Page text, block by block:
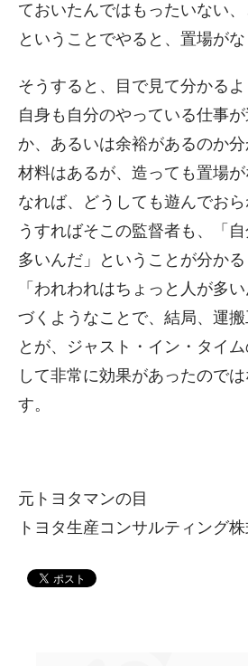
ておいたんではもったいない
ということでやると、置場がな
そうすると、目で見て分かる
自身も自分のやっている仕事
か、あるいは余裕があるのか分
材料はあるが、造っても置場
なれば、どうしても遊んでお
うすればそこの監督者も、「
多いんだ」ということが分か
「われわれはちょっと人が多
づくようなことで、結局、運
とが、ジャスト・イン・タイ
して非常に効果があったので
す。
元トヨタマンの目
トヨタ生産コンサルティング